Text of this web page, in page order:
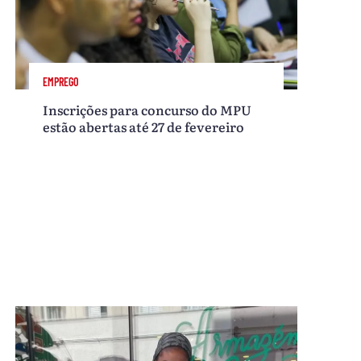
EMPREGO
Inscrições para concurso do MPU
estão abertas até 27 de fevereiro